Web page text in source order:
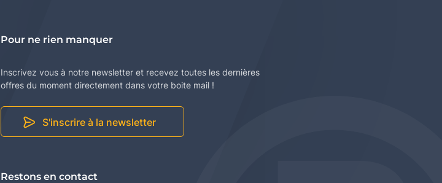
Pour ne rien manquer
Inscrivez vous à notre newsletter et recevez toutes les dernières
offres du moment directement dans votre boite mail !
S'inscrire à la newsletter
Restons en contact